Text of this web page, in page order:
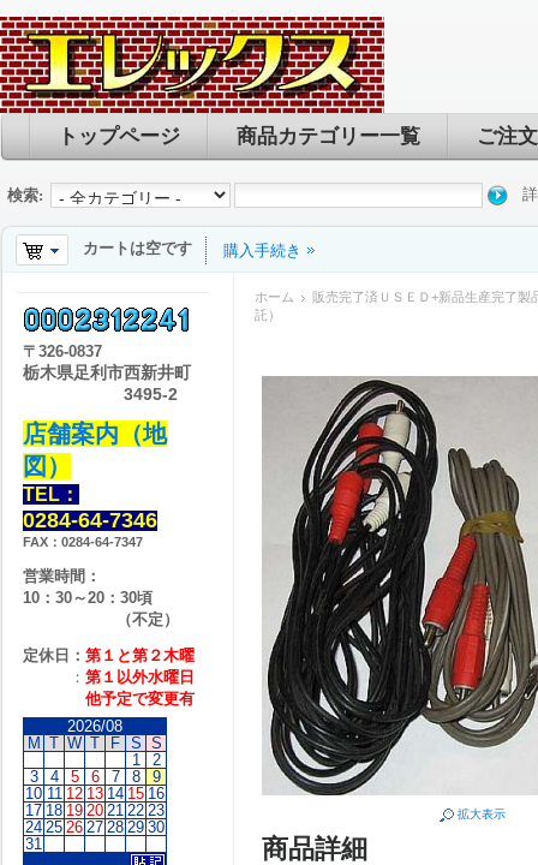
トップページ 商品カテゴリー一覧 ご注
検索:
カートは空です 購入手続き
ホーム
販売完了済ＵＳＥＤ+新品生産完了製
託）
拡大表示
商品詳細
〒 326-0837
栃木県足利市西新井町
3495-2
店舗案内（地
図）
TEL：
0284-64-7346
FAX：0284-64-7347
営業時間：
10：30～20：30頃
（不定）
定休日： 第１と第２木曜
： 第１以外水曜日
他予定で変更有
2026/08
M T W T F S S
1
2
3
4 5 6 7 8
9
10 11 12 13 14 15 16
17 18 19 20 21 22 23
24 25 26 27 28 29 30
31